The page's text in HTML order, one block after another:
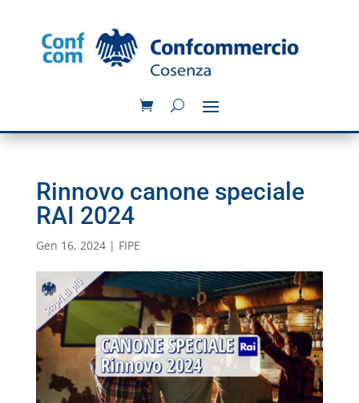
Rinnovo canone speciale
RAI 2024
Gen 16, 2024| FIPE